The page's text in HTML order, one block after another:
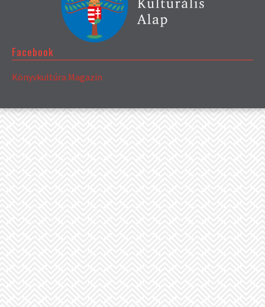
Facebook
Könyvkultúra Magazin